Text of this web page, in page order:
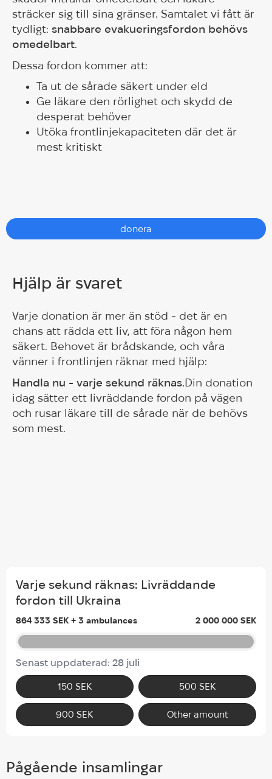
sträcker sig till sina gränser. Samtalet vi fått är
tydligt: snabbare evakueringsfordon behövs
omedelbart.
Dessa fordon kommer att:
Ta ut de sårade säkert under eld
Ge läkare den rörlighet och skydd de
desperat behöver
Utöka frontlinjekapaciteten där det är
mest kritiskt
donera
Hjälp är svaret
Varje donation är mer än stöd - det är en
chans att rädda ett liv, att föra någon hem
säkert. Behovet är brådskande, och våra
vänner i frontlinjen räknar med hjälp:
Handla nu - varje sekund räknas. Din donation
idag sätter ett livräddande fordon på vägen
och rusar läkare till de sårade när de behövs
som mest.
Varje sekund räknas: Livräddande
fordon till Ukraina
864 333 SEK + 3 ambulances 2 000 000 SEK
Senast uppdaterad: 28 juli
150 SEK 500 SEK
900 SEK Other amount
Pågående insamlingar